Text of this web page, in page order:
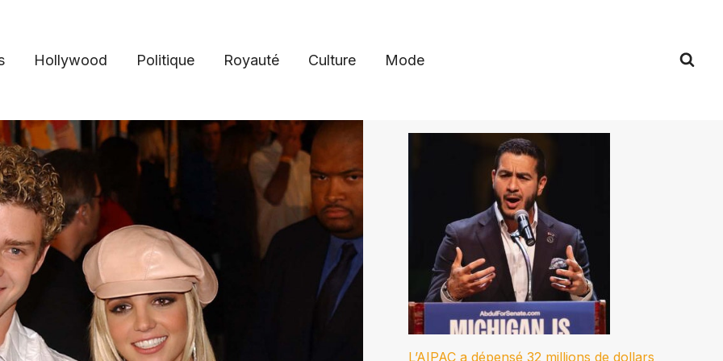
Hollywood Politique Royauté Culture Mode
L’AIPAC a dépensé 32 millions de dollars